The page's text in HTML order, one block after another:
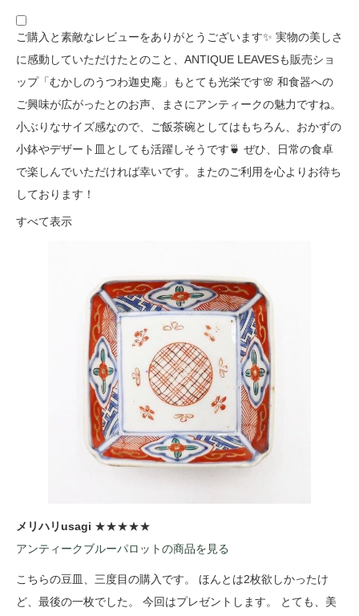
ご購入と素敵なレビューをありがとうございます✨ 実物の美しさ
に感動していただけたとのこと、ANTIQUE LEAVESも販売ショ
ップ「むかしのうつわ迦史庵」もとても光栄です🌸 和食器への
ご興味が広がったとのお声、まさにアンティークの魅力ですね。
小ぶりなサイズ感なので、ご飯茶碗としてはもちろん、おかずの
小鉢やデザート皿としても活躍しそうです🍵 ぜひ、日常の食卓
で楽しんでいただければ幸いです。またのご利用を心よりお待ち
しております！
すべて表示
メリハリusagi ★★★★★
アンティークブルーパロットの商品を見る
こちらの豆皿、三度目の購入です。 ほんとは2枚欲しかったけ
ど、最後の一枚でした。 今回はプレゼントします。 とても、美